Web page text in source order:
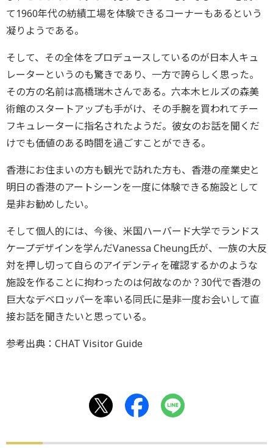
て1960年代の紡績工場を体験できるコーナーもあるという
凝りようである。
そして、その全体をプロデュースしているのが日本人キュ
レーターというのも驚きであり、一方で誇らしく思った。
その方の名前は高橋瑞木さんである。六本木ヒルズの森美
術館のスタートアップも手がけ、その手腕を買われてチー
フキュレーターに指名されたようだ。彼女のお話を聞くだ
けでも価値のある時間を過ごすことができる。
香港にお住まいの方も観光で訪れた方も、香港の産業史と
明日の香港のアートシーンを一度に体験できる施設として
是非お勧めしたい。
そして個人的には、今後、米国ハーバード大学でランドス
ケープデザインを学んだVanessa Cheung氏が、一族の大反
対を押し切って自らのアイデンティを確認するかのような
施設を作ることに拘わったのは何故なのか？30代で香港の
巨大なデベロッパーを率いる同氏に是非一度お会いして直
接お話を聞きたいと思っている。
参考出典：CHAT Visitor Guide